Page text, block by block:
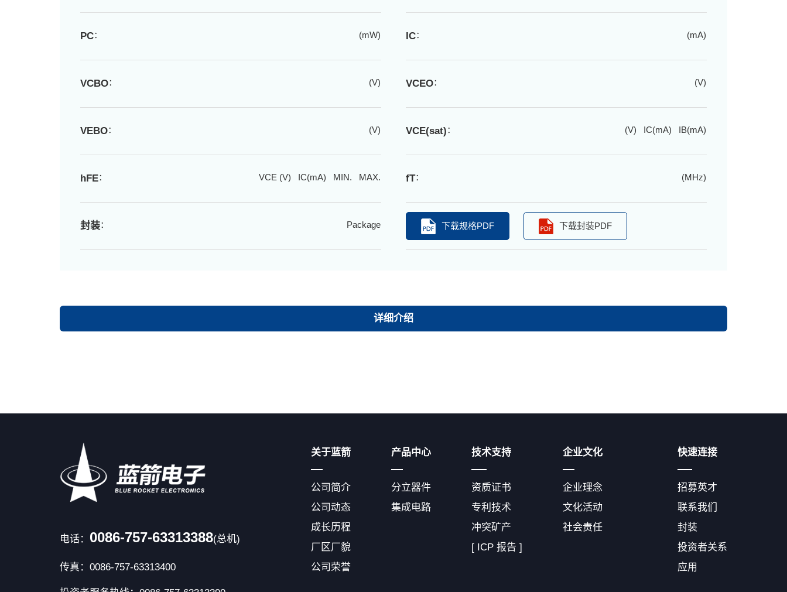
PC： (mW) IC： (mA)
VCBO： (V) VCEO： (V)
VEBO： (V) VCE(sat)： (V) IC(mA) IB(mA)
hFE： VCE (V) IC(mA) MIN. MAX. fT： (MHz)
封装： Package 下载规格PDF 下载封装PDF
详细介绍
电话： 0086-757-63313388(总机)
传真：0086-757-63313400
关于蓝箭
公司简介
公司动态
成长历程
厂区厂貌
公司荣誉
产品中心
分立器件
集成电路
技术支持
资质证书
专利技术
冲突矿产
[ ICP 报告 ]
企业文化
企业理念
文化活动
社会责任
快速连接
招募英才
联系我们
封装
投资者关系
应用